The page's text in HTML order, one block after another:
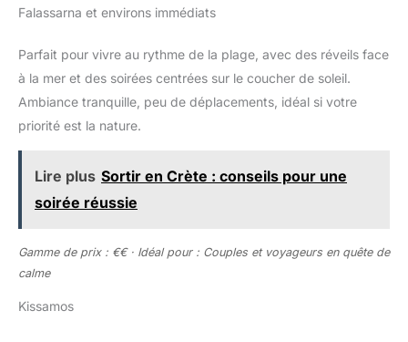
Falassarna et environs immédiats
Parfait pour vivre au rythme de la plage, avec des réveils face
à la mer et des soirées centrées sur le coucher de soleil.
Ambiance tranquille, peu de déplacements, idéal si votre
priorité est la nature.
Lire plus Sortir en Crète : conseils pour une
soirée réussie
Gamme de prix : €€ · Idéal pour : Couples et voyageurs en quête de
calme
Kissamos